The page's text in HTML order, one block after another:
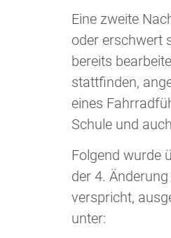
Eine zweite
oder erschwert
bereits
stattfinden,
eines
Schule und
Folgend wurde
der 4.
verspricht,
unter: